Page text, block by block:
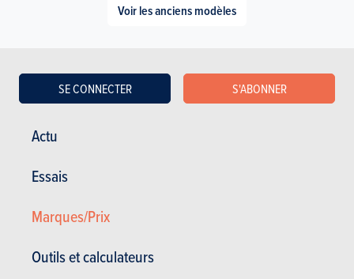
Actu
Essais
Marques/Prix
Outils et calculateurs
SE CONNECTER S'ABONNER
Voir les anciens modèles